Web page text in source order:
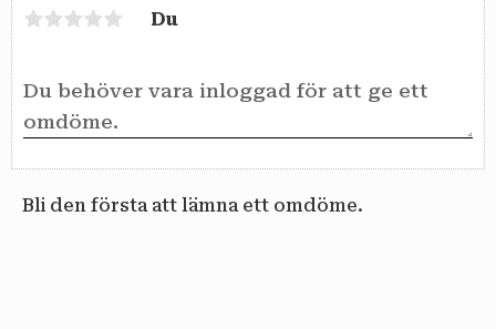
Du
Bli den första att lämna ett omdöme.